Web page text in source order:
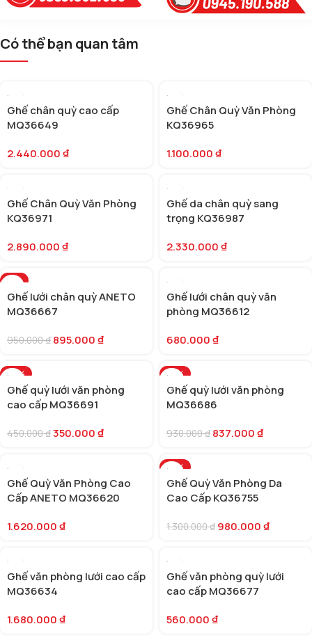
Có thể bạn quan tâm
Ghế chân quỳ cao cấp
MQ36649
2.440.000₫
Ghế Chân Quỳ Văn Phòng
KQ36965
1.100.000₫
Ghế Chân Quỳ Văn Phòng
KQ36971
2.890.000₫
Ghế da chân quỳ sang
trọng KQ36987
2.330.000₫
-6%
Ghế lưới chân quỳ ANETO
MQ36667
950.000₫ 895.000₫
Ghế lưới chân quỳ văn
phòng MQ36612
680.000₫
-22%
Ghế quỳ lưới văn phòng
cao cấp MQ36691
450.000₫350.000₫
-10%
Ghế quỳ lưới văn phòng
MQ36686
930.000₫ 837.000₫
Ghế Quỳ Văn Phòng Cao
Cấp ANETO MQ36620
1.620.000₫
-25%
Ghế Quỳ Văn Phòng Da
Cao Cấp KQ36755
1.300.000₫ 980.000₫
Ghế văn phòng lưới cao cấp
MQ36634
1.680.000₫
Ghế văn phòng quỳ lưới
cao cấp MQ36677
560.000₫